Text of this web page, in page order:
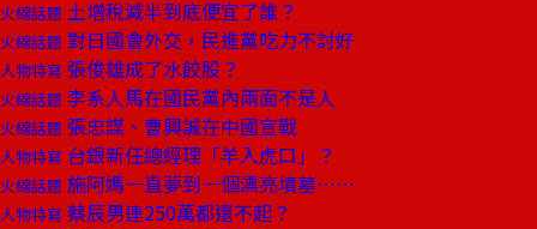
火線話題 土增稅減半到底便宜了誰？
火線話題 對日國會外交，民進黨吃力不討好
人物特寫 張俊雄成了水餃股？
火線話題 李系人馬在國民黨內兩面不是人
火線話題 張忠謀、曹興誠在中國宣戰
人物特寫 台銀新任總經理「羊入虎口」？
火線話題 施阿媽一直夢到一個漂亮墳墓……
人物特寫 蔡辰男連250萬都還不起？